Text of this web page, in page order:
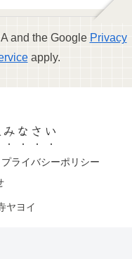
and the Google Privacy
apply.
なさい
プライバシーポリシー
ヤヨイ